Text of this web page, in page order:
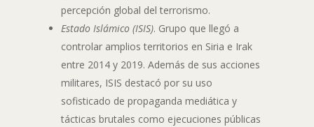
percepción global del terrorismo.
Estado Islámico (ISIS). Grupo que llegó a
controlar amplios territorios en Siria e Irak
entre 2014 y 2019. Además de sus acciones
militares, ISIS destacó por su uso
sofisticado de propaganda mediática y
tácticas brutales como ejecuciones públicas